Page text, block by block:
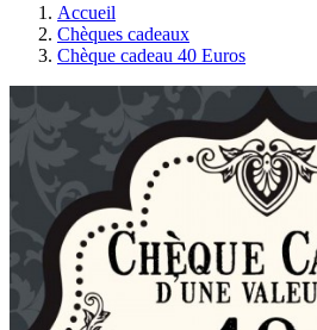
Accueil
Chèques cadeaux
Chèque cadeau 40 Euros